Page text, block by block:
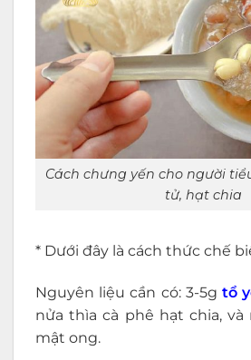
Cách chưng yến cho người
tử, hạt chia
* Dưới đây là cách thức chế
Nguyên liệu cần có: 3-5g tổ
nửa thìa cà phê hạt chia,
mật ong.